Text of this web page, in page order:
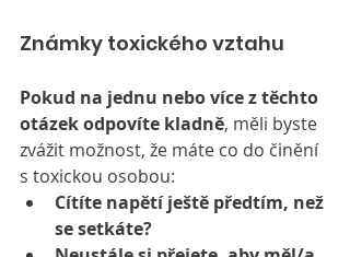
Známky toxického vztahu
Pokud na jednu nebo více z těchto
otázek odpovíte kladně, měli byste
zvážit možnost, že máte co do činění
s toxickou osobou:
Cítíte napětí ještě předtím, než
se setkáte?